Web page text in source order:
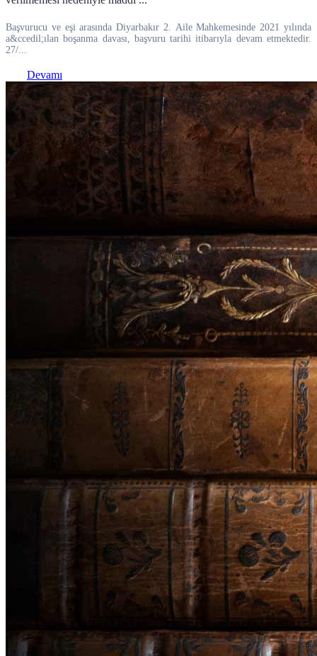
Başvurucu ve eşi arasında Diyarbakır 2. Aile Mahkemesinde 2021 yılında
a&ccedil;ılan boşanma davası, başvuru tarihi itibarıyla devam etmektedir.
27/...
Devamı